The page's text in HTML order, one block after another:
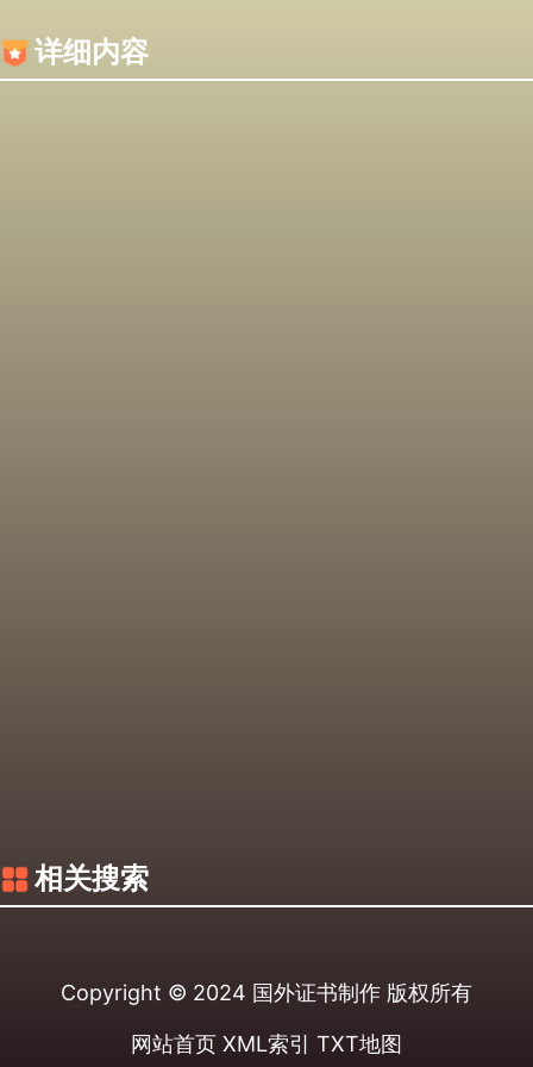
详细内容
相关搜索
Copyright © 2024 国外证书制作 版权所有
网站首页 XML索引 TXT地图